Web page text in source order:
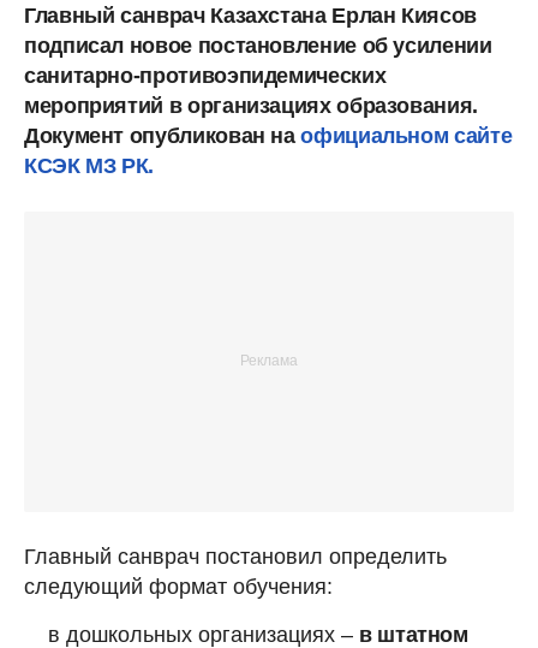
Главный санврач Казахстана Ерлан Киясов
подписал новое постановление об усилении
санитарно-противоэпидемических
мероприятий в организациях образования.
Документ опубликован наофициальном сайте
КСЭК МЗ РК.
Главный санврач постановил определить
следующий формат обучения:
в дошкольных организациях – в штатном